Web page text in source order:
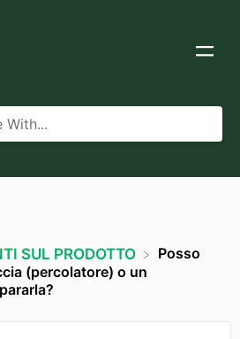
SUL PRODOTTO
Posso
(percolatore) o un